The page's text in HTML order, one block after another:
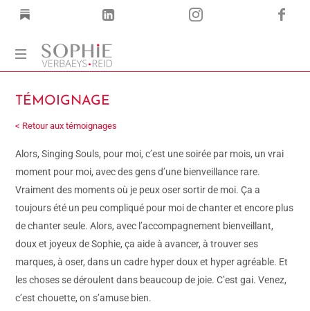
Corps
Voix
Mots
TÉMOIGNAGE
< Retour aux témoignages
Alors, Singing Souls, pour moi, c’est une soirée par mois, un vrai
moment pour moi, avec des gens d’une bienveillance rare.
Vraiment des moments où je peux oser sortir de moi. Ça a
toujours été un peu compliqué pour moi de chanter et encore plus
de chanter seule. Alors, avec l’accompagnement bienveillant,
doux et joyeux de Sophie, ça aide à avancer, à trouver ses
marques, à oser, dans un cadre hyper doux et hyper agréable. Et
les choses se déroulent dans beaucoup de joie. C’est gai. Venez,
c’est chouette, on s’amuse bien.